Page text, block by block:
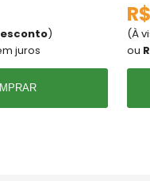
)
juros
(À
ou